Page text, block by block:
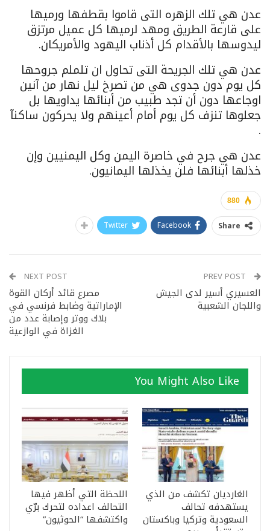
عدن هي تلك الزهره التى قاموا بقطفها ورميها
على قارعة الطريق ومهد لرميها كل عميل مرتزق
ليدوسها بالأقدام كل أذناب اليهود والأمريكان.
عدن هي تلك الجريحة التى تحاول ان تلملم جروحها
كل يوم دون جدوى هي من تصرخ ليل نهار من آنين
اوجاعها دون أن تجد طبيب من أبنائها يداويها بل
جعلوها تنزف كل يوم أمام أعينهم ولا يحركون ساكنآ
.
عدن هي جرح في خاصرة اليمن وكل اليمنيين وإن
خذلها أبنائها فلن يخذلها اليمانيون.
880
Share
Facebook
Twitter
العسيري أسير لدى الجيش
واللجان الشعبية
NEXT POST
مصرع قائد أركان القوة
الإماراتية وضابط فرنسي في
بلاك ووتر وإصابة عدد من
الغزاة في الوازعية
You Might Also Like
الغارديان تكشف من الذي
يستهدفه تحالف
السعودية وتركيا وباكستان
اللحظة التي أظهر فيها
التحالف اعداده لتحرك برّي
واكتشفها “الحوثيون”